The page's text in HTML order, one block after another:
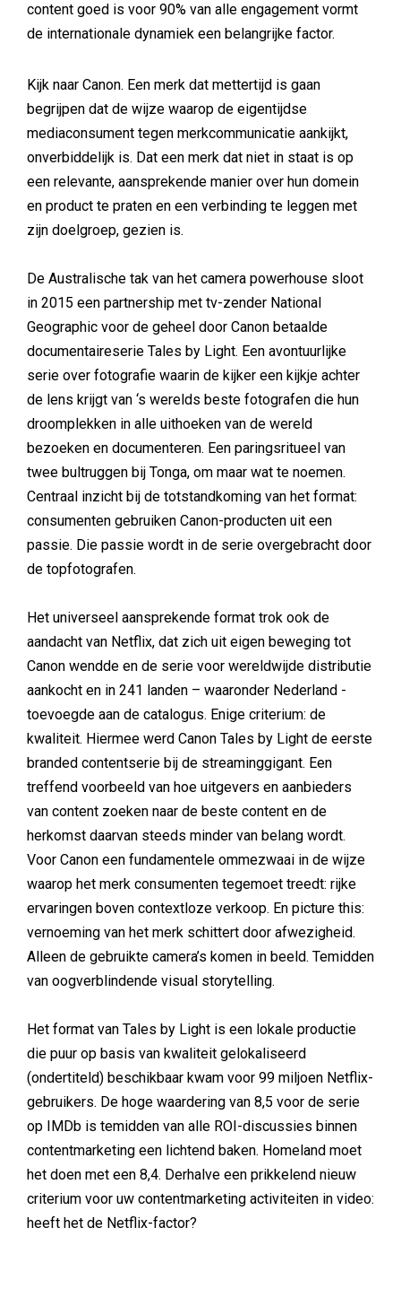
content goed is voor 90% van alle engagement vormt
de internationale dynamiek een belangrijke factor.
Kijk naar Canon. Een merk dat mettertijd is gaan
begrijpen dat de wijze waarop de eigentijdse
mediaconsument tegen merkcommunicatie aankijkt,
onverbiddelijk is. Dat een merk dat niet in staat is op
een relevante, aansprekende manier over hun domein
en product te praten en een verbinding te leggen met
zijn doelgroep, gezien is.
De Australische tak van het camera powerhouse sloot
in 2015 een partnership met tv-zender National
Geographic voor de geheel door Canon betaalde
documentaireserie Tales by Light. Een avontuurlijke
serie over fotografie waarin de kijker een kijkje achter
de lens krijgt van ‘s werelds beste fotografen die hun
droomplekken in alle uithoeken van de wereld
bezoeken en documenteren. Een paringsritueel van
twee bultruggen bij Tonga, om maar wat te noemen.
Centraal inzicht bij de totstandkoming van het format:
consumenten gebruiken Canon-producten uit een
passie. Die passie wordt in de serie overgebracht door
de topfotografen.
Het universeel aansprekende format trok ook de
aandacht van Netflix, dat zich uit eigen beweging tot
Canon wendde en de serie voor wereldwijde distributie
aankocht en in 241 landen – waaronder Nederland -
toevoegde aan de catalogus. Enige criterium: de
kwaliteit. Hiermee werd Canon Tales by Light de eerste
branded contentserie bij de streaminggigant. Een
treffend voorbeeld van hoe uitgevers en aanbieders
van content zoeken naar de beste content en de
herkomst daarvan steeds minder van belang wordt.
Voor Canon een fundamentele ommezwaai in de wijze
waarop het merk consumenten tegemoet treedt: rijke
ervaringen boven contextloze verkoop. En picture this:
vernoeming van het merk schittert door afwezigheid.
Alleen de gebruikte camera’s komen in beeld. Temidden
van oogverblindende visual storytelling.
Het format van Tales by Light is een lokale productie
die puur op basis van kwaliteit gelokaliseerd
(ondertiteld) beschikbaar kwam voor 99 miljoen Netflix-
gebruikers. De hoge waardering van 8,5 voor de serie
op IMDb is temidden van alle ROI-discussies binnen
contentmarketing een lichtend baken. Homeland moet
het doen met een 8,4. Derhalve een prikkelend nieuw
criterium voor uw contentmarketing activiteiten in video:
heeft het de Netflix-factor?